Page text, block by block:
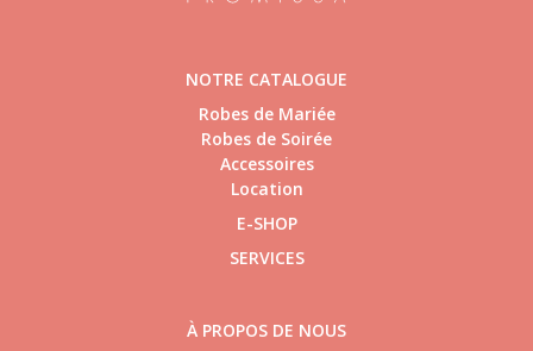
NOTRE CATALOGUE
Robes de Mariée
Robes de Soirée
Accessoires
Location
E-SHOP
SERVICES
À PROPOS DE NOUS